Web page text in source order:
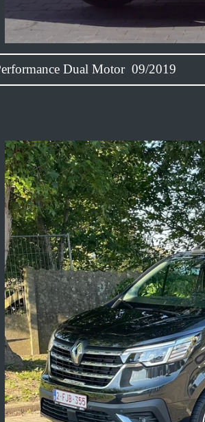
Performance Dual